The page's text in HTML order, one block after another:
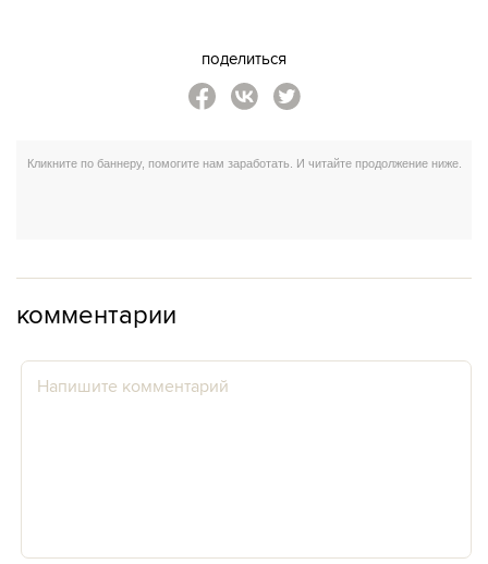
поделиться
комментарии